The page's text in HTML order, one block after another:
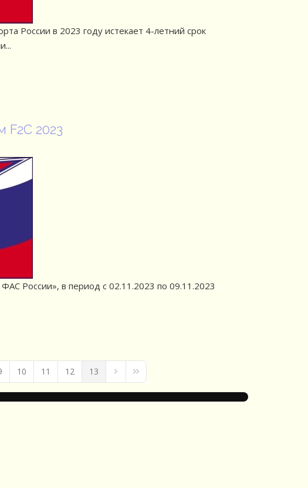
России в 2023 году истекает 4-летний срок
2023
России», в период с 02.11.2023 по 09.11.2023
10 11 12 13 Next PageLast Page